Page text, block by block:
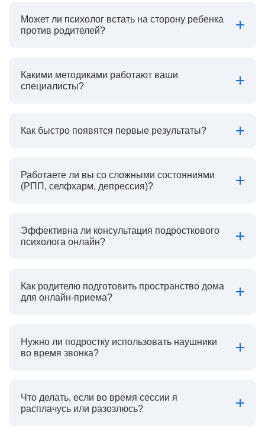
Может ли психолог встать на сторону ребенка
против родителей?
Какими методиками работают ваши
специалисты?
Как быстро появятся первые результаты?
Работаете ли вы со сложными состояниями
(РПП, селфхарм, депрессия)?
Эффективна ли консультация подросткового
психолога онлайн?
Как родителю подготовить пространство дома
для онлайн-приема?
Нужно ли подростку использовать наушники
во время звонка?
Что делать, если во время сессии я
расплачусь или разозлюсь?